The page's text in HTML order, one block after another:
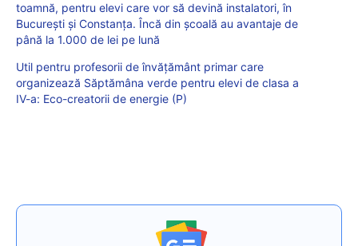
toamnă, pentru elevi care vor să devină instalatori, în
București și Constanța. Încă din școală au avantaje de
până la 1.000 de lei pe lună
Util pentru profesorii de învățământ primar care
organizează Săptămâna verde pentru elevi de clasa a
IV-a: Eco-creatorii de energie (P)